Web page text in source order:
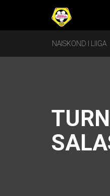
NAISKOND I LIIGA